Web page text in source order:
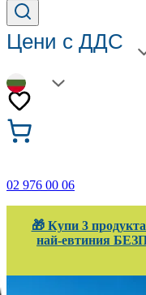
Търси продукти,
Цени с ДДС
BG
02 976 00 06
🎁 Купи 3
най-евтиния